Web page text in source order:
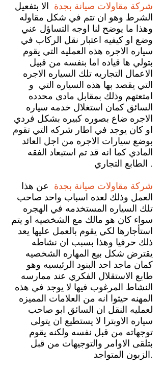
شركة مقاولات صيانة بجدة الا بتفعيل
الشرط وهو ان تتم في شكل مقاوله
وهذا ما يوضح لنا اوجه التساؤل عني
وضع او كيفيه اعتبار نقل الركاب في
سياره الاجره هذه العمليه التي يقوم
بتولي ها قياده اما بنفسه من قبيل
الاعمال التجاريه تلك السياره الاجره
التي يقصد بها هذه السياره التي و
امتعتهم وذلك بمقابل مادى محدده
السائق كمان استغلال خدمه سياره
الاجره ضاع بصوره كبيره بشكل فردي
او كان يوجد في اطار شركه التي تقوم
بوضع سيارات الاجره من اجل العائد
المادي كما انه قد تم استبعاد الفقه
الطابع التجاري .
شركة مقاولات صيانة بجدة عن هذا
العمل وذلك لعده اسباب واحد صاحب
تلك السياره المستخدمه في الهجره
سواء كان هو مالك مع الشخصيه او يتم
استأجارها لكي يقوم بالعمل عليها يعد
ذلك حرفيا وهذا بسبب ان نشاطه
يقترض شكل بيع المهاره الشخصيه
كمان ماجد احد البنود الرئيسيه وهو
طابع الاستقلال الفكري عند ممارسه
النشاط المرغوب فيها لا يوجد في هذه
المهنه حيثوا انه من العلامات المميزه
لعمليه النقل ان السائق ابو صاحب
سياره الاوبترا لا يستطيع ان يتولى
توجهاته من قبل نفسه ولكنه يقوم
بتلقى الاوامر والتوجيهات من قبل
الزبون المتواجد.